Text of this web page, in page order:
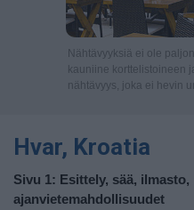
Nähtävyyksiä ei ole
kauniine korttelistoineen
nähtävyys, joka ei hevin
Hvar, Kroatia
Sivu 1: Esittely, sää,
ajanvietemahdollisuudet